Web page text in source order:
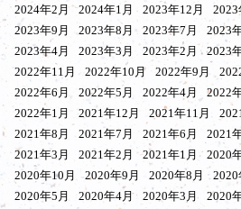
2024年2月
2024年1月 2023年12月 2023
2023年9月
2023年8月 2023年7月 2023
2023年4月
2023年3月 2023年2月 2023
2022年11月
2022年10月 2022年9月
2022年6月
2022年5月 2022年4月 2022
2022年1月
2021年12月 2021年11月
2021年8月
2021年7月 2021年6月 2021
2021年3月
2021年2月 2021年1月 2020
2020年10月
2020年9月 2020年8月 2020
2020年5月
2020年4月 2020年3月 2020